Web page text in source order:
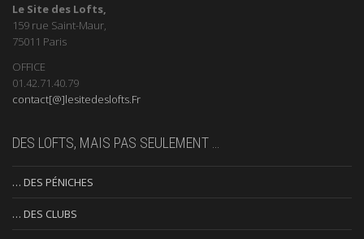
Le Site des Lofts,
159 rue Saint-Maur,
75011 Paris
OFFICE
01.42.71.40.79
contact[@]lesitedeslofts.Fr
DES LOFTS, MAIS PAS SEULEMENT …
… DES PÉNICHES
… DES CLUBS